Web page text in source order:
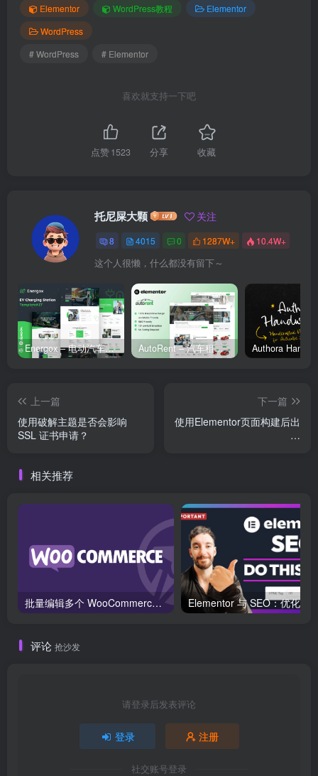
Elementor WordPress教程
Elementor
WordPress
# WordPress
# Elementor
喜欢就支持一下吧
点赞1523 分享 收藏
托尼屎大颗 关注
8 4015 0 1287W+ 10.4W+
这个人很懒，什么都没有留下～
Energox – 电动汽车充电站 Elementor 模板套件 AutoRent – 汽车租赁服务 Elementor 模板套件
上一篇
使用破解主题是否会影响
SSL 证书申请？
下一篇
使用Elementor页面构建后出
现
相关推荐
批量编辑多个 WooCommerce 产品变体价格的 2 个方法？
评论 抢沙发
请登录后发表评论
登录 注册
社交账号登录